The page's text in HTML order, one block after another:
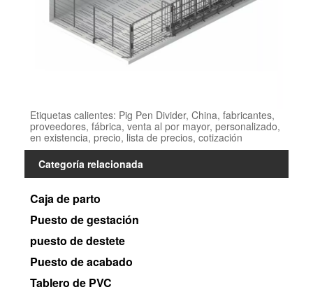
Etiquetas calientes: Pig Pen Divider, China, fabricantes,
proveedores, fábrica, venta al por mayor, personalizado,
en existencia, precio, lista de precios, cotización
Categoría relacionada
Caja de parto
Puesto de gestación
puesto de destete
Puesto de acabado
Tablero de PVC